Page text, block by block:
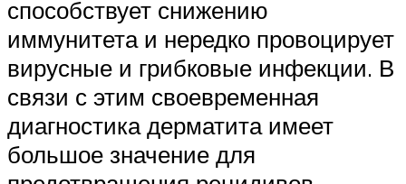
способствует снижению
иммунитета и нередко провоцирует
вирусные и грибковые инфекции. В
связи с этим своевременная
диагностика дерматита имеет
большое значение для